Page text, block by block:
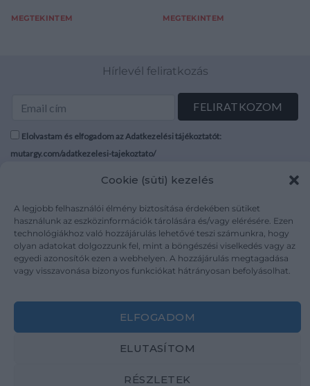
Cookie (süti) kezelés
A legjobb felhasználói élmény biztosítása érdekében sütiket
használunk az eszközinformációk tárolására és/vagy elérésére. Ezen
technológiákhoz való hozzájárulás lehetővé teszi számunkra, hogy
olyan adatokat dolgozzunk fel, mint a böngészési viselkedés vagy az
egyedi azonosítók ezen a webhelyen. A hozzájárulás megtagadása
vagy visszavonása bizonyos funkciókat hátrányosan befolyásolhat.
ELFOGADOM
ELUTASÍTOM
RÉSZLETEK
MEGTEKINTEM MEGTEKINTEM
Hírlevél feliratkozás
Elolvastam és elfogadom az Adatkezelési tájékoztatót:
mutargy.com/adatkezelesi-tajekoztato/
Médiaajánlat
Karrier
Kapcsolat
Áraink
ÁSZF
Adatvédelem
Impresszum